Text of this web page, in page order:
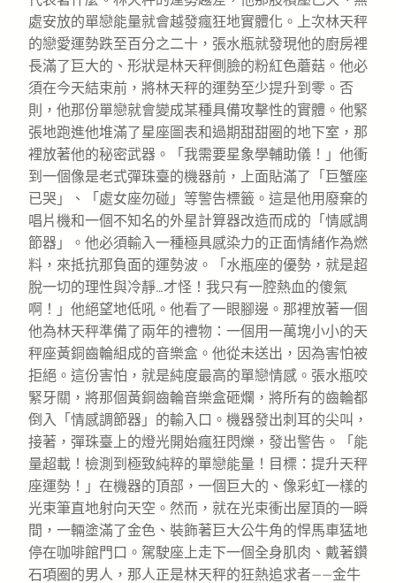
處安放的單戀能量就會越發瘋狂地實體化。上次林天秤
的戀愛運勢跌至百分之二十，張水瓶就發現他的廚房裡
長滿了巨大的、形狀是林天秤側臉的粉紅色蘑菇。他必
須在今天結束前，將林天秤的運勢至少提升到零。否
則，他那份單戀就會變成某種具備攻擊性的實體。他緊
張地跑進他堆滿了星座圖表和過期甜甜圈的地下室，那
裡放著他的秘密武器。「我需要星象學輔助儀！」他衝
到一個像是老式彈珠臺的機器前，上面貼滿了「巨蟹座
已哭」、「處女座勿碰」等警告標籤。這是他用廢棄的
唱片機和一個不知名的外星計算器改造而成的「情感調
節器」。他必須輸入一種極具感染力的正面情緒作為燃
料，來抵抗那負面的運勢波。「水瓶座的優勢，就是超
脫一切的理性與冷靜…才怪！我只有一腔熱血的傻氣
啊！」他絕望地低吼。他看了一眼腳邊。那裡放著一個
他為林天秤準備了兩年的禮物：一個用一萬塊小小的天
秤座黃銅齒輪組成的音樂盒。他從未送出，因為害怕被
拒絕。這份害怕，就是純度最高的單戀情感。張水瓶咬
緊牙關，將那個黃銅齒輪音樂盒砸爛，將所有的齒輪都
倒入「情感調節器」的輸入口。機器發出刺耳的尖叫，
接著，彈珠臺上的燈光開始瘋狂閃爍，發出警告。「能
量超載！檢測到極致純粹的單戀能量！目標：提升天秤
座運勢！」在機器的頂部，一個巨大的、像彩虹一樣的
光束筆直地射向天空。然而，就在光束衝出屋頂的一瞬
間，一輛塗滿了金色、裝飾著巨大公牛角的悍馬車猛地
停在咖啡館門口。駕駛座上走下一個全身肌肉、戴著鑽
石項圈的男人，那人正是林天秤的狂熱追求者——金牛